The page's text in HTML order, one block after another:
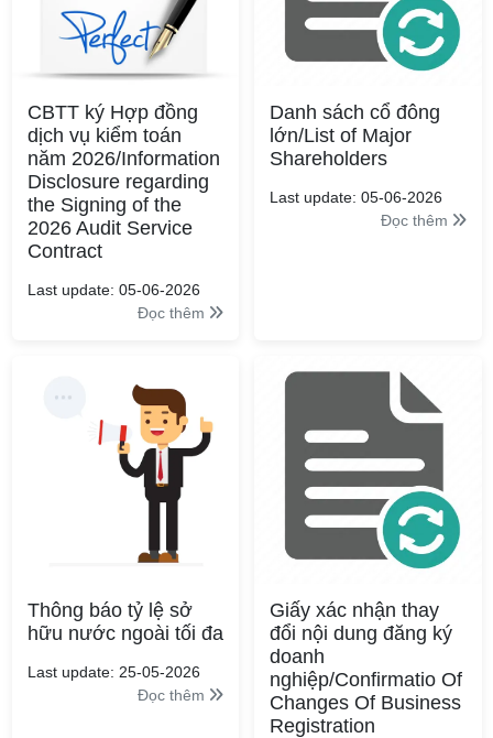
CBTT ký Hợp đồng
dịch vụ kiểm toán
năm 2026/Information
Disclosure regarding
the Signing of the
2026 Audit Service
Contract
Last update: 05-06-2026
Đọc thêm
Danh sách cổ đông
lớn/List of Major
Shareholders
Last update: 05-06-2026
Đọc thêm
Thông báo tỷ lệ sở
hữu nước ngoài tối đa
Last update: 25-05-2026
Đọc thêm
Giấy xác nhận thay
đổi nội dung đăng ký
doanh
nghiệp/Confirmatio Of
Changes Of Business
Registration